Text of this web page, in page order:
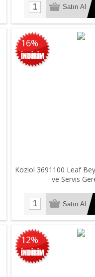
16%
Koziol 3691100 Leaf
ve Servis
12%